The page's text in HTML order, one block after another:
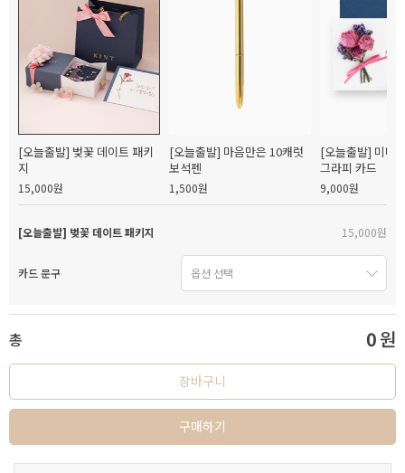
[오늘출발] 벚꽃 데이트 패키
지
15,000원
[오늘출발] 마음만은 10캐럿
보석펜
1,500원
[오늘출발] 미니
그라피 카드
9,000원
[오늘출발] 벚꽃 데이트 패키지 15,000원
카드 문구
총 0원
장바구니
구매하기